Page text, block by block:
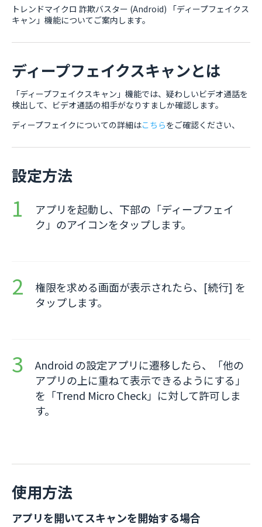
トレンドマイクロ 詐欺バスター (Android) 「ディープフェイクス
キャン」機能についてご案内します。
ディープフェイクスキャンとは
「ディープフェイクスキャン」機能では、疑わしいビデオ通話を
検出して、ビデオ通話の相手がなりすましか確認します。
ディープフェイクについての詳細はこちらをご確認ください、
設定方法
アプリを起動し、下部の「ディープフェイ
ク」のアイコンをタップします。
権限を求める画面が表示されたら、[続行] を
タップします。
Android の設定アプリに遷移したら、「他の
アプリの上に重ねて表示できるようにする」
を「Trend Micro Check」に対して許可しま
す。
使用方法
アプリを開いてスキャンを開始する場合